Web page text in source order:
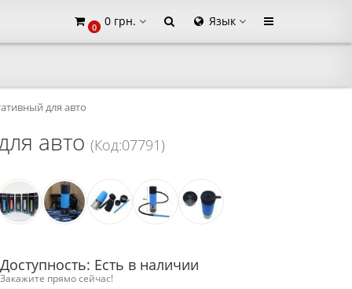
0 0 грн. Язык
для авто
авто(Код:07791)
Доступность: Есть в наличии
Закажите прямо сейчас!